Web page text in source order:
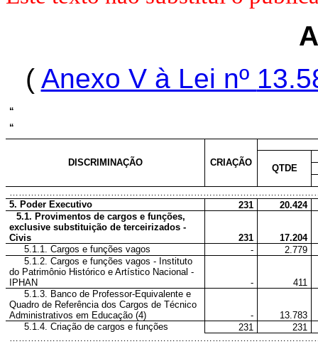
( Anexo V à Lei nº
“
“
DISCRIMINAÇÃO CRIAÇÃO
QTDE
5. Poder Executivo
231
20.424
5.1. Provimentos de cargos e funções,
exclusive substituição de terceirizados -
Civis
231
17.204
5.1.1. Cargos e funções vagos
-
2.779
5.1.2. Cargos e funções vagos - Instituto
do Patrimônio Histórico e Artístico Nacional -
IPHAN
-
411
5.1.3. Banco de Professor-Equivalente e
Quadro de Referência dos Cargos de Técnico
Administrativos em Educação (4)
-
13.783
5.1.4. Criação de cargos e funções
231
231